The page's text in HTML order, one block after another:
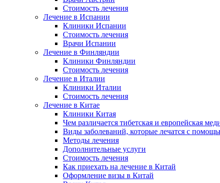
Стоимость лечения
Лечение в Испании
Клиники Испании
Стоимость лечения
Врачи Испании
Лечение в Финляндии
Клиники Финляндии
Стоимость лечения
Лечение в Италии
Клиники Италии
Стоимость лечения
Лечение в Китае
Клиники Китая
Чем различается тибетская и европейская
Виды заболеваний, которые лечатся с
Методы лечения
Дополнительные услуги
Стоимость лечения
Как приехать на лечение в Китай
Оформление визы в Китай